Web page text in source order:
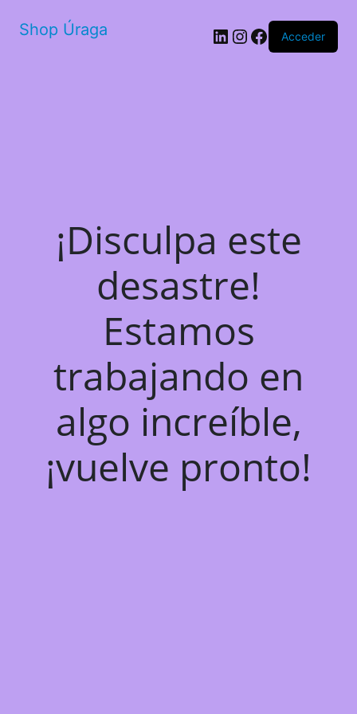
Shop Úraga LinkedIn
Instagram
Facebook
Acceder
¡Disculpa este
desastre!
Estamos
trabajando en
algo increíble,
¡vuelve pronto!